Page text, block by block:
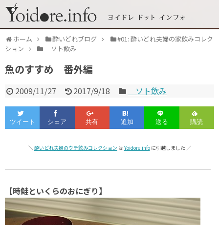
ホーム 酔いどれブログ
#01: 酔いどれ夫婦の家飲みコレク
ション
ソト飲み
魚のすすめ 番外編
2009/11/27 2017/9/18 ソト飲み
＼ 酔いどれ夫婦のウチ飲みコレクション はYoidore.infoに引越しました ／
【時鮭といくらのおにぎり】